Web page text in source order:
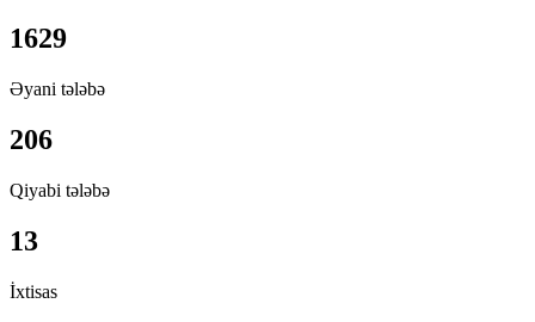
1629
Əyani tələbə
206
Qiyabi tələbə
13
İxtisas